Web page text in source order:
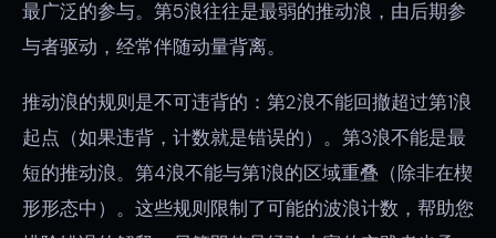
最广泛的参与。第5浪往往是最弱的推动浪，由后期参
与者驱动，经常伴随动量背离。
推动浪的规则是不可违背的：第2浪不能回撤超过第1浪
起点（如果违背，计数就是错误的）。第3浪不能是最
短的推动浪。第4浪不能与第1浪的区域重叠（除非在楔
形形态中）。这些规则限制了可能的波浪计数，帮助您